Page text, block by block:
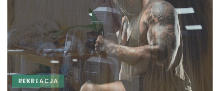
WĘDKARSTWO
REKREACJA
INNE